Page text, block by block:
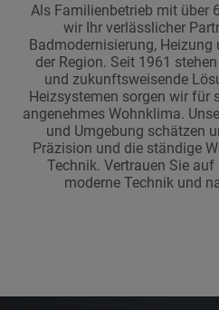
Als Familienbetrieb mit über
wir Ihr verlässlicher
Badmodernisierung,
der Region. Seit 1961
und zukunftsweisende
Heizsystemen sorgen wir für
angenehmes Wohnklima.
und Umgebung schätzen
Präzision und die ständige
Technik. Vertrauen Sie
moderne Technik und